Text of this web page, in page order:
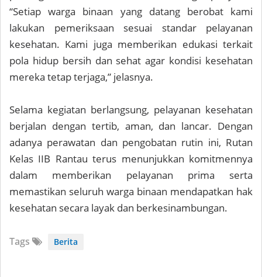
“Setiap warga binaan yang datang berobat kami
lakukan pemeriksaan sesuai standar pelayanan
kesehatan. Kami juga memberikan edukasi terkait
pola hidup bersih dan sehat agar kondisi kesehatan
mereka tetap terjaga,” jelasnya.
Selama kegiatan berlangsung, pelayanan kesehatan
berjalan dengan tertib, aman, dan lancar. Dengan
adanya perawatan dan pengobatan rutin ini, Rutan
Kelas IIB Rantau terus menunjukkan komitmennya
dalam memberikan pelayanan prima serta
memastikan seluruh warga binaan mendapatkan hak
kesehatan secara layak dan berkesinambungan.
Tags Berita